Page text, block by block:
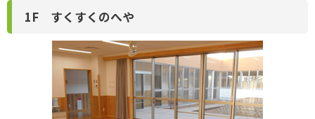
1F すくすくのへや